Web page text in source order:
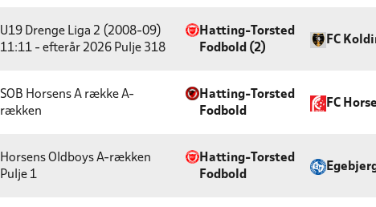
U19 Drenge Liga 2 (2008-09)
11:11 - efterår 2026 Pulje 318
Hatting-Torsted
Fodbold (2)
FC
SOB Horsens A række A-
rækken
Hatting-Torsted
Fodbold
FC
Horsens Oldboys A-rækken
Pulje 1
Hatting-Torsted
Fodbold